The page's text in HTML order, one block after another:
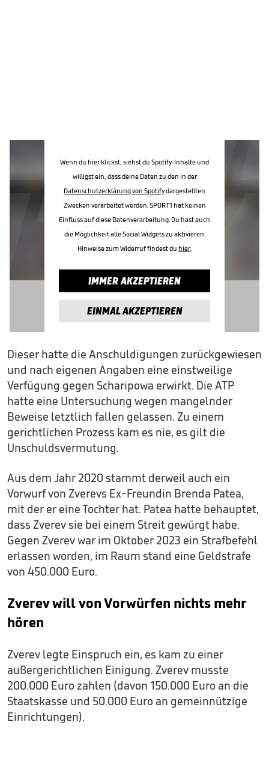
Wenn du hier klickst, siehst du Spotify-Inhalte und
willigst ein, dass deine Daten zu den in der
Datenschutzerklärung von Spotifydargestellten
Zwecken verarbeitet werden. SPORT1 hat keinen
Einfluss auf diese Datenverarbeitung. Du hast auch
die Möglichkeit alle Social Widgets zu aktivieren.
Hinweise zum Widerruf findest du hier.
IMMER AKZEPTIEREN
EINMAL AKZEPTIEREN
Dieser hatte die Anschuldigungen zurückgewiesen
und nach eigenen Angaben eine einstweilige
Verfügung gegen Scharipowa erwirkt. Die ATP
hatte eine Untersuchung wegen mangelnder
Beweise letztlich fallen gelassen. Zu einem
gerichtlichen Prozess kam es nie, es gilt die
Unschuldsvermutung.
Aus dem Jahr 2020 stammt derweil auch ein
Vorwurf von Zverevs Ex-Freundin Brenda Patea,
mit der er eine Tochter hat. Patea hatte behauptet,
dass Zverev sie bei einem Streit gewürgt habe.
Gegen Zverev war im Oktober 2023 ein Strafbefehl
erlassen worden, im Raum stand eine Geldstrafe
von 450.000 Euro.
Zverev will von Vorwürfen nichts mehr
hören
Zverev legte Einspruch ein, es kam zu einer
außergerichtlichen Einigung. Zverev musste
200.000 Euro zahlen (davon 150.000 Euro an die
Staatskasse und 50.000 Euro an gemeinnützige
Einrichtungen).